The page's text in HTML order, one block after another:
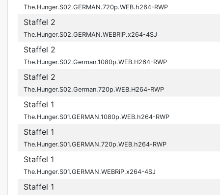
The.Hunger.S02.GERMAN.720p.WEB.h264-RWP
Staffel 2
The.Hunger.S02.GERMAN.WEBRiP.x264-4SJ
Staffel 2
The.Hunger.S02.German.1080p.WEB.H264-RWP
Staffel 2
The.Hunger.S02.German.720p.WEB.H264-RWP
Staffel 1
The.Hunger.S01.GERMAN.1080p.WEB.h264-RWP
Staffel 1
The.Hunger.S01.GERMAN.720p.WEB.h264-RWP
Staffel 1
The.Hunger.S01.GERMAN.WEBRiP.x264-4SJ
Staffel 1